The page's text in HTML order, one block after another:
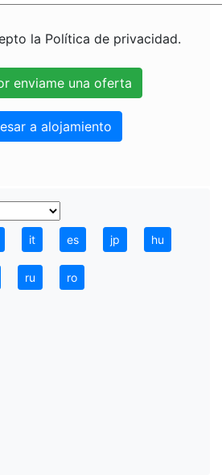
la Política de privacidad.
a alojamiento
it es jp hu
ru ro